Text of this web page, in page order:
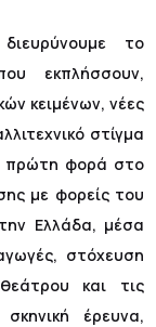
το
εκπλήσσουν,
κειμένων, νέες
στίγμα
πρώτη φορά στο
με φορείς του
Ελλάδα, μέσα
στόχευση
και τις
έρευνα,